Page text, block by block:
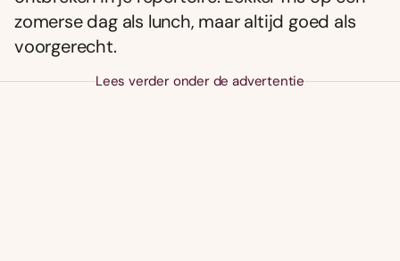
zomerse dag als lunch, maar altijd goed als
voorgerecht.
Lees verder onder de advertentie